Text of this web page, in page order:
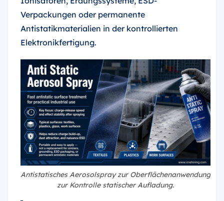
Verpackungen oder permanente
Antistatikmaterialien in der kontrollierten
Elektronikfertigung.
Antistatisches Aerosolspray zur Oberflächenanwendung
zur Kontrolle statischer Aufladung.